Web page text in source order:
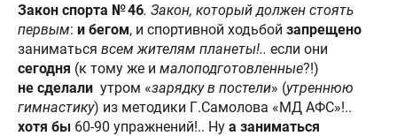
Закон спорта № 46. Закон, который должен стоять
первым: и бегом, и спортивной ходьбой запрещено
заниматься всем жителям планеты!.. если они
сегодня (к тому же и малоподготовленные?!)
не сделали утром «зарядку в постели» (утреннюю
гимнастику) из методики Г.Самолова «МД АФС»!..
хотя бы 60-90 упражнений!.. Ну а заниматься